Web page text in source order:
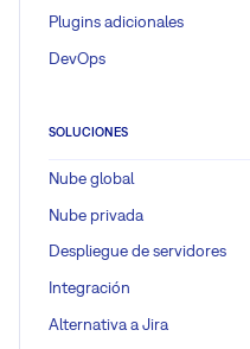
Plugins adicionales
DevOps
SOLUCIONES
Nube global
Nube privada
Despliegue de servidores
Integración
Alternativa a Jira